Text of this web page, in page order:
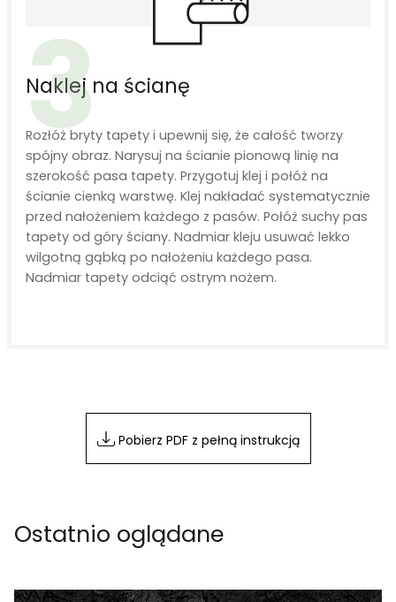
3
Naklej na ścianę
Rozłóż bryty tapety i upewnij się, że całość tworzy
spójny obraz. Narysuj na ścianie pionową linię na
szerokość pasa tapety. Przygotuj klej i połóż na
ścianie cienką warstwę. Klej nakładać systematycznie
przed nałożeniem każdego z pasów. Połóż suchy pas
tapety od góry ściany. Nadmiar kleju usuwać lekko
wilgotną gąbką po nałożeniu każdego pasa.
Nadmiar tapety odciąć ostrym nożem.
Pobierz PDF z pełną instrukcją
Ostatnio oglądane